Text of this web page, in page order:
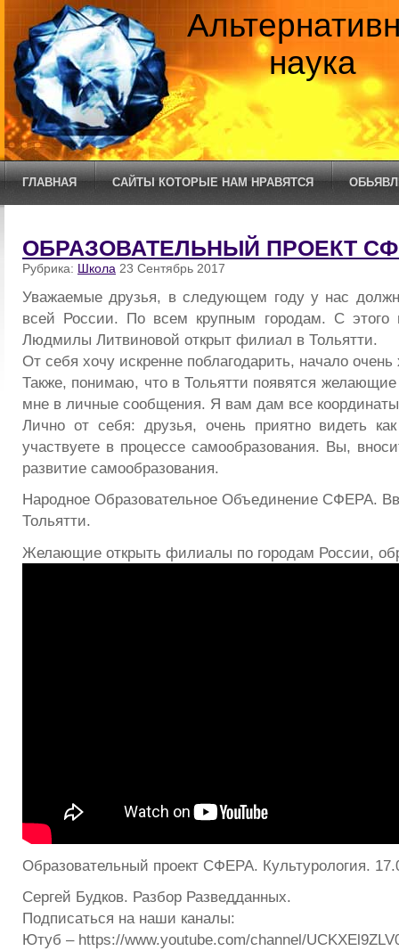
наука
ГЛАВНАЯ САЙТЫ КОТОРЫЕ НАМ НРАВЯТСЯ
ОБРАЗОВАТЕЛЬНЫЙ ПРОЕКТ
Рубрика: Школа 23 Сентябрь 2017
Уважаемые друзья, в следующем году у нас
всей России. По всем крупным городам. С этого
Людмилы Литвиновой открыт филиал в Тольятти.
От себя хочу искренне поблагодарить, начало
Также, понимаю, что в Тольятти появятся
мне в личные сообщения. Я вам дам все
Лично от себя: друзья, очень приятно видеть
участвуете в процессе самообразования. Вы,
развитие самообразования.
Народное Образовательное Объединение СФЕРА.
Тольятти.
Желающие открыть филиалы по городам России,
Образовательный проект СФЕРА. Культурология.
Сергей Будков. Разбор Разведданных.
Подписаться на наши каналы:
Ютуб – https://www.youtube.com/channel/